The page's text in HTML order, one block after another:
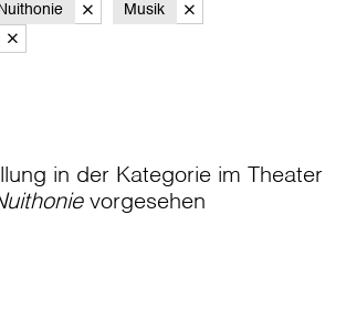
Nuithonie
Musik
in der Kategorie im Theater
vorgesehen